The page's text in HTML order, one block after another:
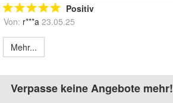
Positiv
Von: r***a 23.05.25
Mehr...
Verpasse keine Angebote mehr!